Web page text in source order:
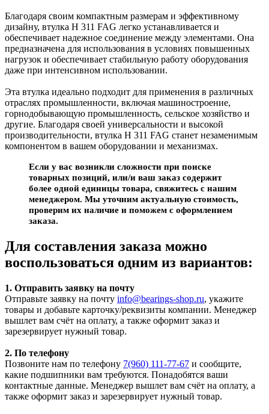
Благодаря своим компактным размерам и эффективному
дизайну, втулка H 311 FAG легко устанавливается и
обеспечивает надежное соединение между элементами. Она
предназначена для использования в условиях повышенных
нагрузок и обеспечивает стабильную работу оборудования
даже при интенсивном использовании.
Эта втулка идеально подходит для применения в различных
отраслях промышленности, включая машиностроение,
горнодобывающую промышленность, сельское хозяйство и
другие. Благодаря своей универсальности и высокой
производительности, втулка H 311 FAG станет незаменимым
компонентом в вашем оборудовании и механизмах.
Если у вас возникли сложности при поиске
товарных позиций, или/и ваш заказ содержит
более одной единицы товара, свяжитесь с нашим
менеджером. Мы уточним актуальную стоимость,
проверим их наличие и поможем с оформлением
заказа.
Для составления заказа можно
воспользоваться одним из вариантов:
1. Отправить заявку на почту
Отправьте заявку на почту info@bearings-shop.ru, укажите
товары и добавьте карточку/реквизиты компании. Менеджер
вышлет вам счёт на оплату, а также оформит заказ и
зарезервирует нужный товар.
2. По телефону
Позвоните нам по телефону 7(960) 111-77-67 и сообщите,
какие подшипники вам требуются. Понадобятся ваши
контактные данные. Менеджер вышлет вам счёт на оплату, а
также оформит заказ и зарезервирует нужный товар.